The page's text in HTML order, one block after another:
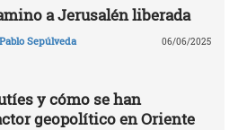
a Jerusalén liberada
Pablo Sepúlveda
06/06/2025
y cómo se han
geopolítico en Oriente